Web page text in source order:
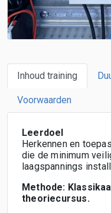
Inhoud training
Voorwaarden
Leerdoel
Herkennen en
die de minimum
laagspannings
Methode:
theoriecursus.